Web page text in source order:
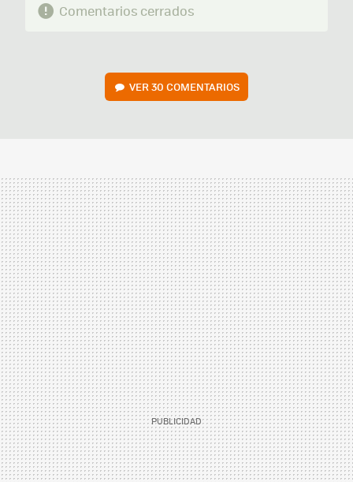
Comentarios cerrados
VER30 COMENTARIOS